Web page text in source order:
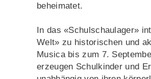
beheimatet.
In das «Schulschaulager»
Welt» zu historischen und
Musica bis zum 7.
erzeugen Schulkinder und